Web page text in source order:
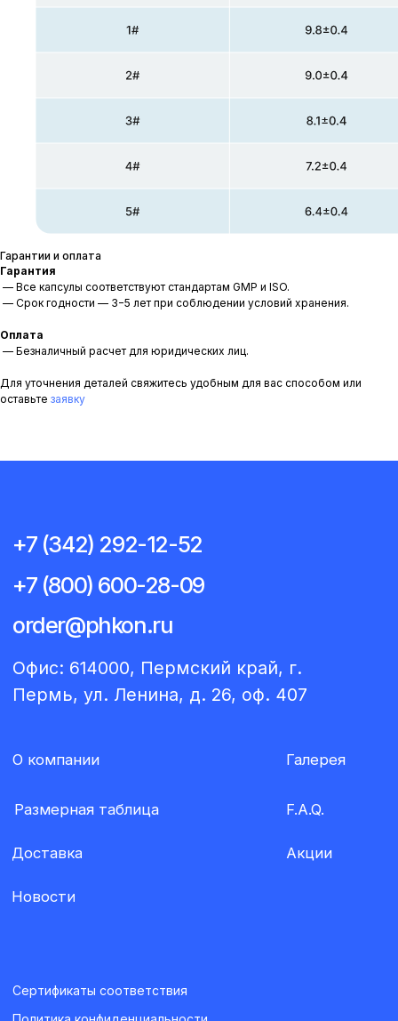
Гарантии и оплата
Гарантия
— Все капсулы соответствуют стандартам GMP и ISO.
— Срок годности — 3−5 лет при соблюдении условий хранения.
Оплата
— Безналичный расчет для юридических лиц.
Для уточнения деталей свяжитесь удобным для вас способом или
оставьте заявку
*на сайте используются материалы с сайта